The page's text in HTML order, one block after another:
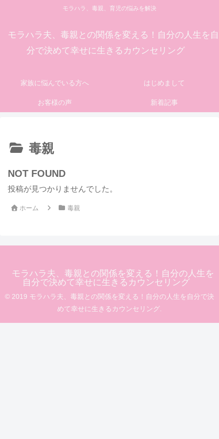
モラハラ、毒親、育児の悩みを解決
モラハラ夫、毒親との関係を変える！自分の人生を自
分で決めて幸せに生きるカウンセリング
家族に悩んでいる方へ はじめまして
お客様の声 新着記事
毒親
NOT FOUND
投稿が見つかりませんでした。
ホーム 毒親
モラハラ夫、毒親との関係を変える！自分の人生を
自分で決めて幸せに生きるカウンセリング
© 2019 モラハラ夫、毒親との関係を変える！自分の人生を自分で決
めて幸せに生きるカウンセリング.